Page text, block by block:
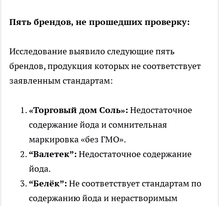
Пять брендов, не прошедших проверку:
Исследование выявило следующие пять
брендов, продукция которых не соответствует
заявленным стандартам:
«Торговый дом Соль»: Недостаточное
содержание йода и сомнительная
маркировка «без ГМО».
“Валетек”: Недостаточное содержание
йода.
“Белёк”: Не соответствует стандартам по
содержанию йода и нерастворимым